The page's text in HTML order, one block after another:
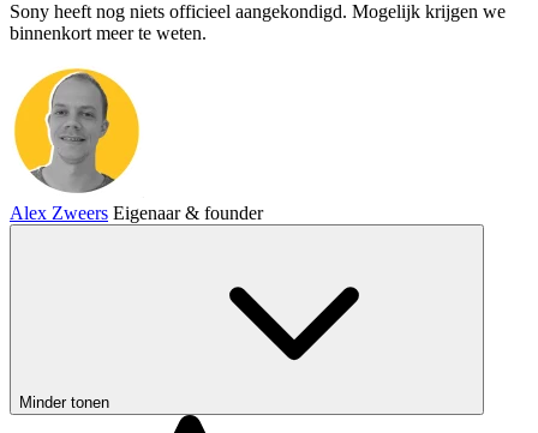
Sony heeft nog niets officieel aangekondigd. Mogelijk krijgen we
binnenkort meer te weten.
Alex Zweers Eigenaar & founder
Minder tonen